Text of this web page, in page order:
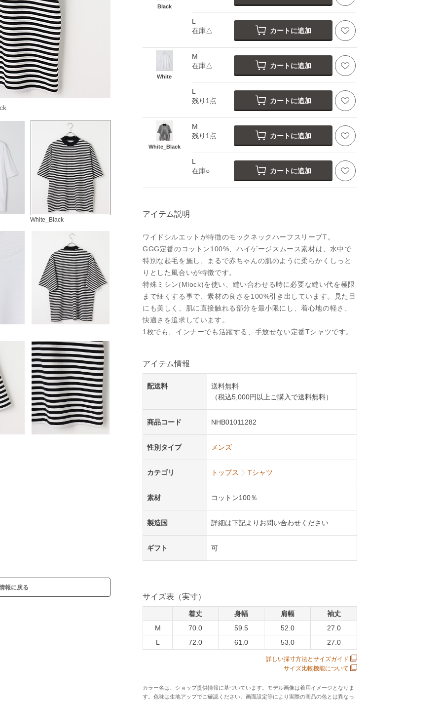
White_Black
報に戻る
Black
L
在庫△
カートに追加
White
M
在庫△
カートに追加
L
残り1点
カートに追加
White_Black
M
残り1点
カートに追加
L
在庫○
カートに追加
アイテム説明
ワイドシルエットが特徴のモックネックハーフスリーブT。
GGG定番のコットン100%、ハイゲージスムース素材は、水中で
特別な起毛を施し、まるで赤ちゃんの肌のように柔らかくしっと
りとした風合いが特徴です。
特殊ミシン(Mlock)を使い、縫い合わせる時に必要な縫い代を極限
まで細くする事で、素材の良さを100%引き出しています。見た目
にも美しく、肌に直接触れる部分を最小限にし、着心地の軽さ、
快適さを追求しています。
1枚でも、インナーでも活躍する、手放せない定番Tシャツです。
アイテム情報
配送料
送料無料
（税込5,000円以上ご購入で送料無料）
商品コード NHB01011282
性別タイプ メンズ
カテゴリ トップス Tシャツ
素材 コットン100％
製造国 詳細は下記よりお問い合わせください
ギフト 可
サイズ表（実寸）
着丈 身幅 肩幅
袖丈
M
70.0 59.5 52.0
27.0
L
72.0 61.0 53.0 27.0
詳しい採寸方法とサイズガイド
サイズ比較機能について
カラー名は、ショップ提供情報に基づいています。モデル画像は着用イメージとなりま
す。色味は生地アップでご確認ください。画面設定等により実際の商品の色とは異なっ